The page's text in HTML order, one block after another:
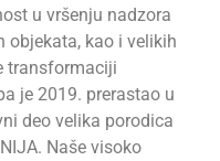
u vršenju nadzora
objekata, kao i velikih
transformaciji
je 2019. prerastao u
deo velika porodica
Naše visoko